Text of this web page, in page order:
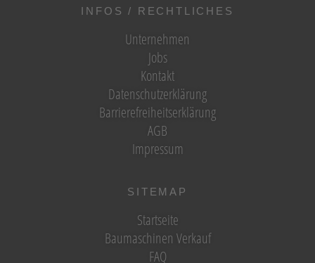
INFOS / RECHTLICHES
Unternehmen
Jobs
Kontakt
Datenschutzerklärung
Barrierefreiheitserklärung
AGB
Impressum
SITEMAP
Startseite
Baumaschinen Verkauf
FAQ